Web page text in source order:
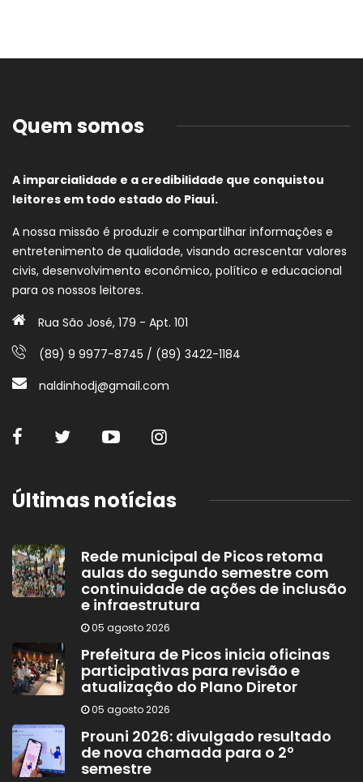
Quem somos
A imparcialidade e a credibilidade que conquistou
leitores em todo estado do Piauí.
A nossa missão é produzir e compartilhar informações e
entretenimento de qualidade, visando acrescentar valores
civis, desenvolvimento econômico, político e educacional
para os nossos leitores.
Rua São José, 179 - Apt. 101
(89) 9 9977-8745 / (89) 3422-1184
naldinhodj@gmail.com
Últimas notícias
Rede municipal de Picos retoma
aulas do segundo semestre com
continuidade de ações de inclusão
e infraestrutura
05 agosto 2026
Prefeitura de Picos inicia oficinas
participativas para revisão e
atualização do Plano Diretor
05 agosto 2026
Prouni 2026: divulgado resultado
de nova chamada para o 2º
semestre